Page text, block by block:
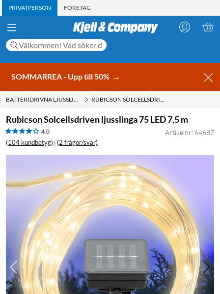
PRIVATPERSON FÖRETAG
SOMMARREA - Upp till 50% →
BATTERIDRIVNA LJUSSLINGOR RUBICSON SOLCELLSDRIVEN LJUSSLINGA 75 LED 7,5 M
Rubicson Solcellsdriven ljusslinga 75 LED 7,5 m
4.0
(104 kundbetyg) | (2 frågor/svar)
Artikelnr: 64687